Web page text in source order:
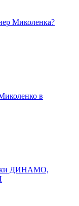
Миколенка?
в